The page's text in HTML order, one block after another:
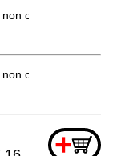
commandable
commandable
+